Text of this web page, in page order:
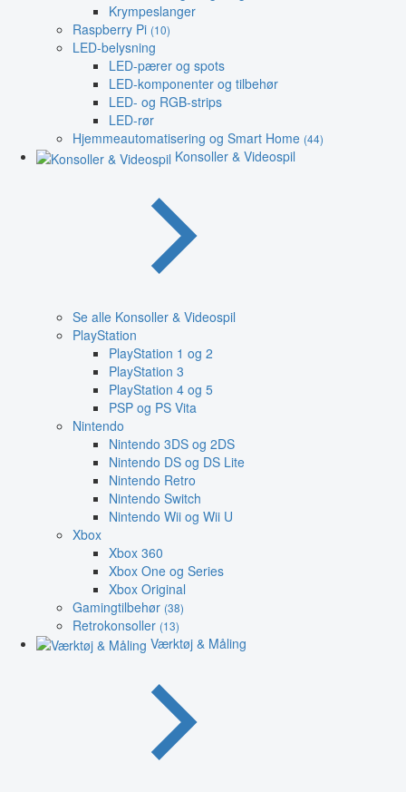
Krympeslanger
Raspberry Pi (10)
LED-belysning
LED-pærer og spots
LED-komponenter og tilbehør
LED- og RGB-strips
LED-rør
Hjemmeautomatisering og Smart Home (44)
Konsoller & Videospil
Se alle Konsoller & Videospil
PlayStation
PlayStation 1 og 2
PlayStation 3
PlayStation 4 og 5
PSP og PS Vita
Nintendo
Nintendo 3DS og 2DS
Nintendo DS og DS Lite
Nintendo Retro
Nintendo Switch
Nintendo Wii og Wii U
Xbox
Xbox 360
Xbox One og Series
Xbox Original
Gamingtilbehør (38)
Retrokonsoller (13)
Værktøj & Måling